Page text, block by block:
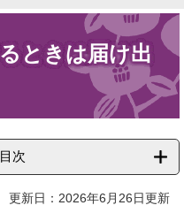
ときは届け出
次
更新日：2026年6月26日更新